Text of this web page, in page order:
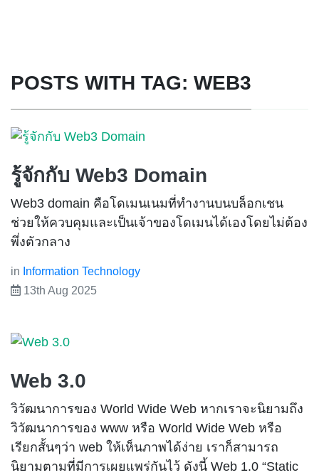
POSTS WITH TAG: WEB3
รู้จักกับ Web3 Domain
Web3 domain คือโดเมนเนมที่ทำงานบนบล็อกเชน
ช่วยให้ควบคุมและเป็นเจ้าของโดเมนได้เองโดยไม่ต้อง
พึ่งตัวกลาง
in Information Technology
13th Aug 2025
Web 3.0
วิวัฒนาการของ World Wide Web หากเราจะนิยามถึง
วิวัฒนาการของ www หรือ World Wide Web หรือ
เรียกสั้นๆว่า web ให้เห็นภาพได้ง่าย เราก็สามารถ
นิยามตามที่มีการเผยแพร่กันไว้ ดังนี้ Web 1.0 “Static